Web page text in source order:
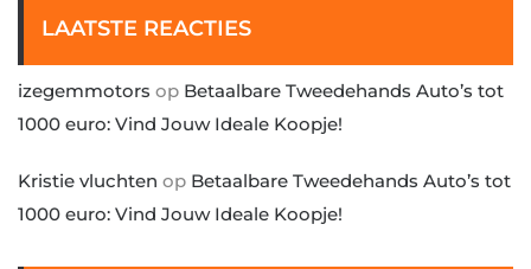
LAATSTE REACTIES
izegemmotors op Betaalbare Tweedehands Auto’s tot
1000 euro: Vind Jouw Ideale Koopje!
Kristie vluchten op Betaalbare Tweedehands Auto’s tot
1000 euro: Vind Jouw Ideale Koopje!